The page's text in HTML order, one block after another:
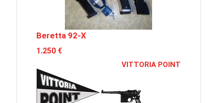
Beretta 92-X
1.250 €
VITTORIA POINT